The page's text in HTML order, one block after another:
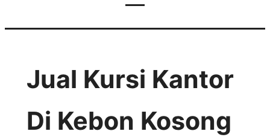
Jual Kursi Kantor
Di Kebon Kosong